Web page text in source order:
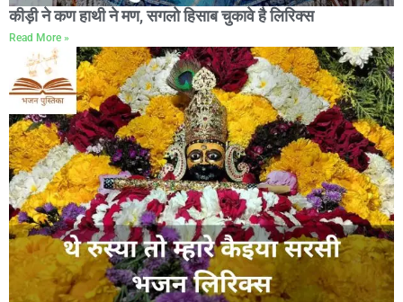
कीड़ी ने कण हाथी ने मण, सगलो हिसाब चुकावे है लिरिक्स
Read More »